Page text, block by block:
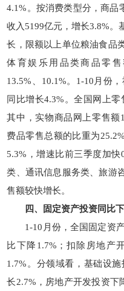
4.1%。按消费类型分，商品
收入5199亿元，增长3.8%。
长，限额以上单位粮油食品
体育娱乐用品类商品零售
13.5%、10.1%。1-10月份
同比增长4.3%。全国网上零
其中，实物商品网上零售额
费品零售总额的比重为
5.3%，增速比前三季度加
类、通讯信息服务类、旅游
售额较快增长。
四、固定资产投资同比
1-10月份，全国固定资
比下降1.7%；扣除房地产
1.7%。分领域看，基础设
长2.7%，房地产开发投资下